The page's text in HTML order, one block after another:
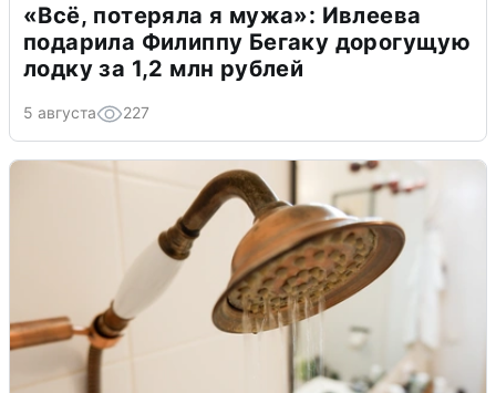
«Всё, потеряла я мужа»: Ивлеева
подарила Филиппу Бегаку дорогущую
лодку за 1,2 млн рублей
5 августа 227